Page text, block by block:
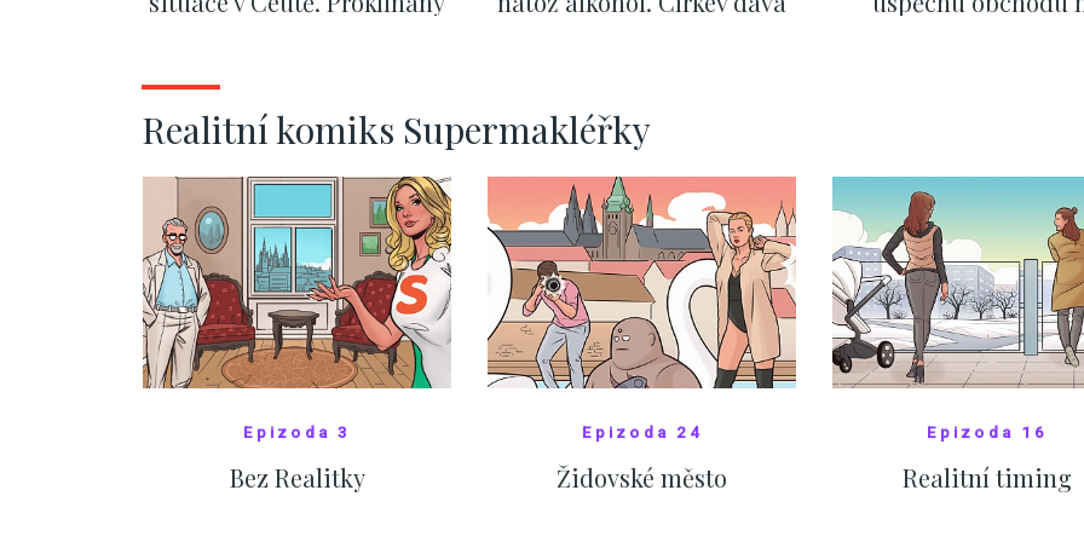
Okamurova videa
Realitní komiks Supermakléřky
Epizoda 3
Bez Realitky
Epizoda 24
Židovské město
Epizoda 16
Realitní timing